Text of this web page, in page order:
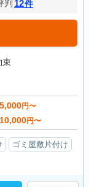
判 12件
束
円〜
円〜
ゴミ屋敷片付け